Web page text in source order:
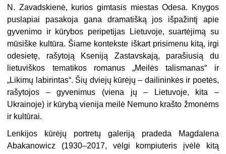
N. Zavadskienė, kurios gimtasis miestas Odesa. Knygos
puslapiai pasakoja gana dramatišką jos išpažintį apie
gyvenimo ir kūrybos peripetijas Lietuvoje, suartėjimą su
mūsiške kultūra. Šiame kontekste iškart prisimenu kitą, irgi
odesietę, rašytoją Kseniją Zastavskają, parašiusią du
lietuviškos tematikos romanus „Meilės talismanas“ ir
„Likimų labirintas“. Šių dviejų kūrėjų – dailininkės ir poetės,
rašytojos – gyvenimus (viena jų – Lietuvoje, kita –
Ukrainoje) ir kūrybą vienija meilė Nemuno krašto žmonėms
ir kultūrai.
Lenkijos kūrėjų portretų galeriją pradeda Magdalena
Abakanowicz (1930–2017, vėlgi kompiuteris įvėlė kitą